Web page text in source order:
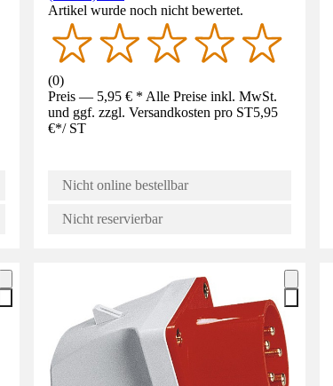
Artikel wurde noch nicht bewertet.
(0)
Preis — 5,95 € * Alle Preise inkl. MwSt.
und ggf. zzgl. Versandkosten pro ST5,95
€*/ ST
Nicht online bestellbar
Nicht reservierbar